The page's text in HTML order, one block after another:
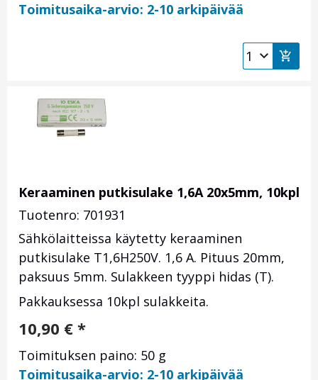
Toimitusaika-arvio: 2-10 arkipäivää
Keraaminen putkisulake 1,6A 20x5mm, 10kpl
Tuotenro: 701931
Sähkölaitteissa käytetty keraaminen
putkisulake T1,6H250V. 1,6 A. Pituus 20mm,
paksuus 5mm. Sulakkeen tyyppi hidas (T).
Pakkauksessa 10kpl sulakkeita.
10,90 € *
Toimituksen paino: 50 g
Toimitusaika-arvio: 2-10 arkipäivää